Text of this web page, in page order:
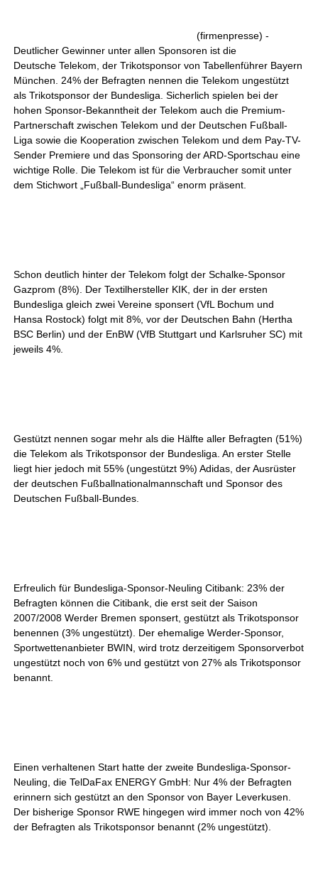
(firmenpresse) -
Deutlicher Gewinner unter allen Sponsoren ist die
Deutsche Telekom, der Trikotsponsor von Tabellenführer Bayern
München. 24% der Befragten nennen die Telekom ungestützt
als Trikotsponsor der Bundesliga. Sicherlich spielen bei der
hohen Sponsor-Bekanntheit der Telekom auch die Premium-
Partnerschaft zwischen Telekom und der Deutschen Fußball-
Liga sowie die Kooperation zwischen Telekom und dem Pay-TV-
Sender Premiere und das Sponsoring der ARD-Sportschau eine
wichtige Rolle. Die Telekom ist für die Verbraucher somit unter
dem Stichwort „Fußball-Bundesliga“ enorm präsent.
Schon deutlich hinter der Telekom folgt der Schalke-Sponsor
Gazprom (8%). Der Textilhersteller KIK, der in der ersten
Bundesliga gleich zwei Vereine sponsert (VfL Bochum und
Hansa Rostock) folgt mit 8%, vor der Deutschen Bahn (Hertha
BSC Berlin) und der EnBW (VfB Stuttgart und Karlsruher SC) mit
jeweils 4%.
Gestützt nennen sogar mehr als die Hälfte aller Befragten (51%)
die Telekom als Trikotsponsor der Bundesliga. An erster Stelle
liegt hier jedoch mit 55% (ungestützt 9%) Adidas, der Ausrüster
der deutschen Fußballnationalmannschaft und Sponsor des
Deutschen Fußball-Bundes.
Erfreulich für Bundesliga-Sponsor-Neuling Citibank: 23% der
Befragten können die Citibank, die erst seit der Saison
2007/2008 Werder Bremen sponsert, gestützt als Trikotsponsor
benennen (3% ungestützt). Der ehemalige Werder-Sponsor,
Sportwettenanbieter BWIN, wird trotz derzeitigem Sponsorverbot
ungestützt noch von 6% und gestützt von 27% als Trikotsponsor
benannt.
Einen verhaltenen Start hatte der zweite Bundesliga-Sponsor-
Neuling, die TelDaFax ENERGY GmbH: Nur 4% der Befragten
erinnern sich gestützt an den Sponsor von Bayer Leverkusen.
Der bisherige Sponsor RWE hingegen wird immer noch von 42%
der Befragten als Trikotsponsor benannt (2% ungestützt).